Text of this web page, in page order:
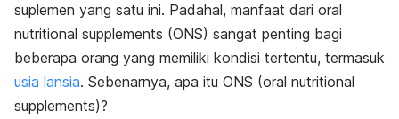
suplemen yang satu ini. Padahal, manfaat dari oral
nutritional supplements (ONS) sangat penting bagi
beberapa orang yang memiliki kondisi tertentu, termasuk
usia lansia. Sebenarnya, apa itu ONS (oral nutritional
supplements)?